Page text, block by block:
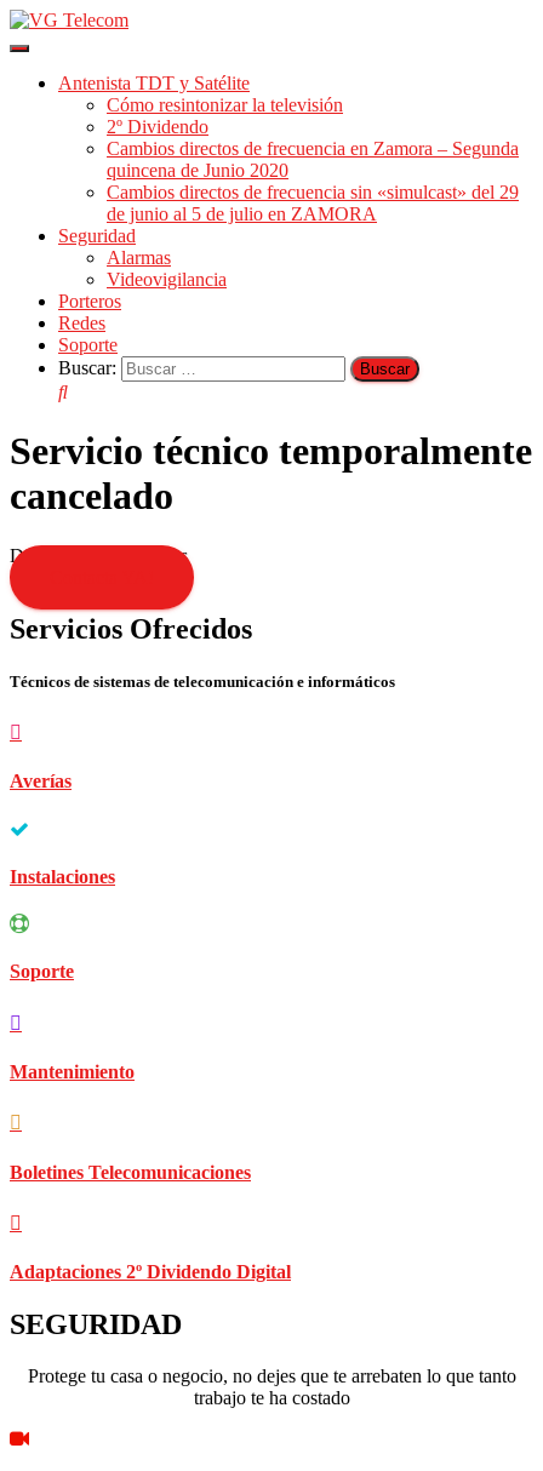
Cambiar
navegación
Antenista TDT y Satélite
Cómo resintonizar la televisión
2º Dividendo
Cambios directos de frecuencia en Zamora – Segunda
quincena de Junio 2020
Cambios directos de frecuencia sin «simulcast» del 29
de junio al 5 de julio en ZAMORA
Seguridad
Alarmas
Videovigilancia
Porteros
Redes
Soporte
Buscar:
Servicio técnico temporalmente
cancelado
Disculpen las molestias
Servicios Ofrecidos
Técnicos de sistemas de telecomunicación e informáticos
Averías
Instalaciones
Soporte
Mantenimiento
Boletines Telecomunicaciones
Adaptaciones 2º Dividendo Digital
SEGURIDAD
Protege tu casa o negocio, no dejes que te arrebaten lo que tanto
trabajo te ha costado